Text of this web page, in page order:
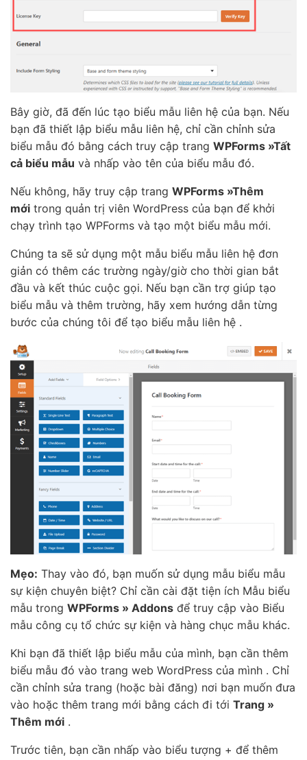
Bây giờ, đã đến lúc tạo biểu mẫu liên hệ của bạn. Nếu
bạn đã thiết lập biểu mẫu liên hệ, chỉ cần chỉnh sửa
biểu mẫu đó bằng cách truy cập trang WPForms »Tất
cả biểu mẫu và nhấp vào tên của biểu mẫu đó.
Nếu không, hãy truy cập trang WPForms »Thêm
mới trong quản trị viên WordPress của bạn để khởi
chạy trình tạo WPForms và tạo một biểu mẫu mới.
Chúng ta sẽ sử dụng một mẫu biểu mẫu liên hệ đơn
giản có thêm các trường ngày/giờ cho thời gian bắt
đầu và kết thúc cuộc gọi. Nếu bạn cần trợ giúp tạo
biểu mẫu và thêm trường, hãy xem hướng dẫn từng
bước của chúng tôi để tạo biểu mẫu liên hệ .
Mẹo: Thay vào đó, bạn muốn sử dụng mẫu biểu mẫu
sự kiện chuyên biệt? Chỉ cần cài đặt tiện ích Mẫu biểu
mẫu trong WPForms » Addons để truy cập vào Biểu
mẫu công cụ tổ chức sự kiện và hàng chục mẫu khác.
Khi bạn đã thiết lập biểu mẫu của mình, bạn cần thêm
biểu mẫu đó vào trang web WordPress của mình . Chỉ
cần chỉnh sửa trang (hoặc bài đăng) nơi bạn muốn đưa
vào hoặc thêm trang mới bằng cách đi tới Trang »
Thêm mới .
Trước tiên, bạn cần nhấp vào biểu tượng + để thêm